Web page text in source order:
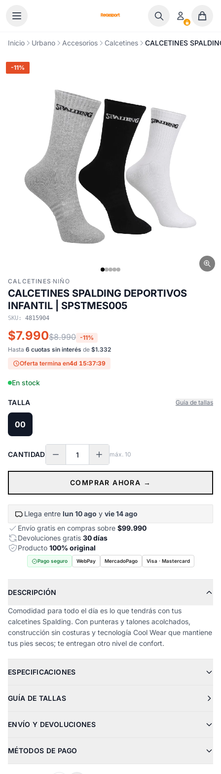
Inicio Urbano Accesorios Calcetines CALCETINES
-11%
CALCETINES ·NIÑO
CALCETINES SPALDING DEPORTIVOS
INFANTIL | SPSTMES005
SKU: 4815904
$7.990$8.990 -11%
Hasta 6 cuotas sin interés de $1.332
Oferta termina en4d 15:37:39
En stock
TALLA Guía de tallas
00
CANTIDAD máx. 10
COMPRAR AHORA →
Llega entre lun 10 ago y vie 14 ago
Envío gratis en compras sobre $99.990
Devoluciones gratis 30 días
Producto 100% original
Pago seguro WebPay MercadoPago Visa · Mastercard
DESCRIPCIÓN
Comodidad para todo el día es lo que tendrás con tus
calcetines Spalding. Con punteras y talones acolchados,
construcción sin costuras y tecnología Cool Wear que mantiene
tus pies secos; te entregan otro nivel de confort.
ESPECIFICACIONES
GUÍA DE TALLAS
ENVÍO Y DEVOLUCIONES
MÉTODOS DE PAGO